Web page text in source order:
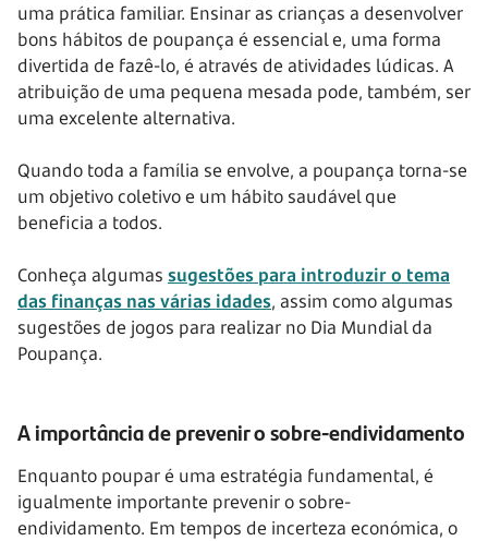
uma prática familiar. Ensinar as crianças a desenvolver
bons hábitos de poupança é essencial e, uma forma
divertida de fazê-lo, é através de atividades lúdicas. A
atribuição de uma pequena mesada pode, também, ser
uma excelente alternativa.
Quando toda a família se envolve, a poupança torna-se
um objetivo coletivo e um hábito saudável que
beneficia a todos.
Conheça algumas sugestões para introduzir o tema
das finanças nas várias idades, assim como algumas
sugestões de jogos para realizar no Dia Mundial da
Poupança.
A importância de prevenir o sobre-endividamento
Enquanto poupar é uma estratégia fundamental, é
igualmente importante prevenir o sobre-
endividamento. Em tempos de incerteza económica, o